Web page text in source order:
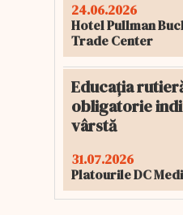
24.06.2026
Hotel Pullman
Trade Center
Educația
obligatorie
vârstă
31.07.2026
Platourile DC